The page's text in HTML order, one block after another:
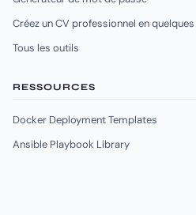
Créez un CV professionnel en
Tous les outils
RESSOURCES
Docker Deployment Templates
Ansible Playbook Library